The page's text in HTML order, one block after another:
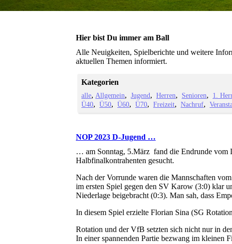
Hier bist Du immer am Ball
Alle Neuigkeiten, Spielberichte und weitere
aktuellen Themen informiert.
Kategorien
alle Allgemein Jugend Herren Senioren 1.
Ü40
Ü50 Ü60 Ü70 Freizeit Nachruf
NOP 2023 D-Jugend …
… am Sonntag, 5.März fand die Endrunde vom
Halbfinalkontrahenten gesucht.
Nach der Vorrunde waren die Mannschaften
im ersten Spiel gegen den SV Karow (3:0) klar
Niederlage beigebracht (0:3). Man sah, dass
In diesem Spiel erzielte Florian Sina (SG
Rotation und der VfB setzten sich nicht nur in
In einer spannenden Partie bezwang im kleinen